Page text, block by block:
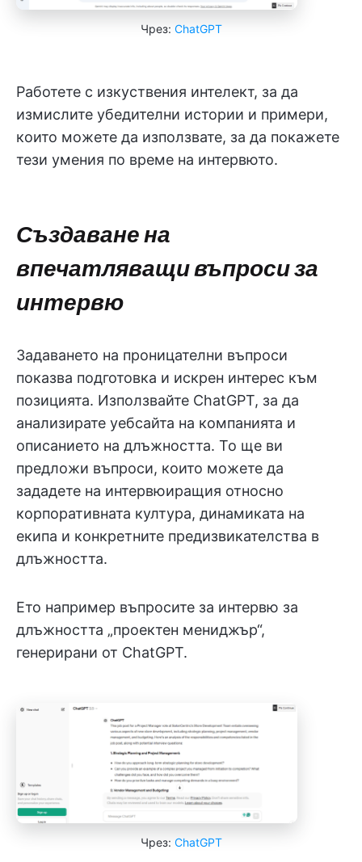
Чрез: ChatGPT
Работете с изкуствения интелект, за да
измислите убедителни истории и примери,
които можете да използвате, за да покажете
тези умения по време на интервюто.
Създаване на
впечатляващи въпроси за
интервю
Задаването на проницателни въпроси
показва подготовка и искрен интерес към
позицията. Използвайте ChatGPT, за да
анализирате уебсайта на компанията и
описанието на длъжността. То ще ви
предложи въпроси, които можете да
зададете на интервюиращия относно
корпоративната култура, динамиката на
екипа и конкретните предизвикателства в
длъжността.
Ето например въпросите за интервю за
длъжността „проектен мениджър“,
генерирани от ChatGPT.
Чрез: ChatGPT